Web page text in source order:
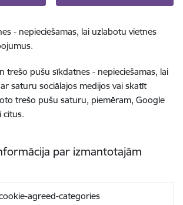
- nepieciešamas, lai uzlabotu vietnes
trešo pušu sīkdatnes - nepieciešamas, lai
saturu sociālajos medijos vai skatīt
trešo pušu saturu, piemēram, Google
citus.
par izmantotajām
agreed-categories